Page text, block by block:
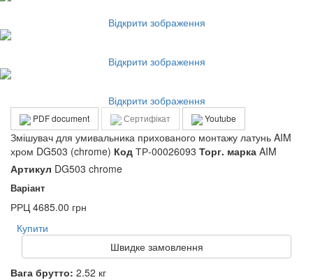
Відкрити зображення
Відкрити зображення
Відкрити зображення
PDF document Сертифікат Youtube
Змішувач для умивальника прихованого монтажу латунь AIM
хром DG503 (chrome) Код ТР-00026093 Торг. марка AIM
Артикул DG503 chrome
Варіант
РРЦ 4685.00 грн
Купити
Швидке замовлення
Вага брутто: 2.52 кг